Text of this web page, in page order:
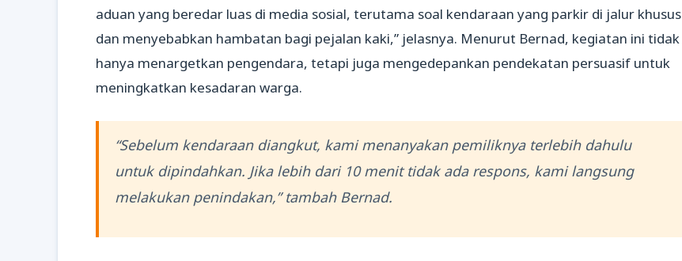
aduan yang beredar luas di media sosial, terutama soal kendaraan yang parkir di jalur khusus
dan menyebabkan hambatan bagi pejalan kaki,” jelasnya. Menurut Bernad, kegiatan ini tidak
hanya menargetkan pengendara, tetapi juga mengedepankan pendekatan persuasif untuk
meningkatkan kesadaran warga.
“Sebelum kendaraan diangkut, kami menanyakan pemiliknya terlebih dahulu
untuk dipindahkan. Jika lebih dari 10 menit tidak ada respons, kami langsung
melakukan penindakan,” tambah Bernad.